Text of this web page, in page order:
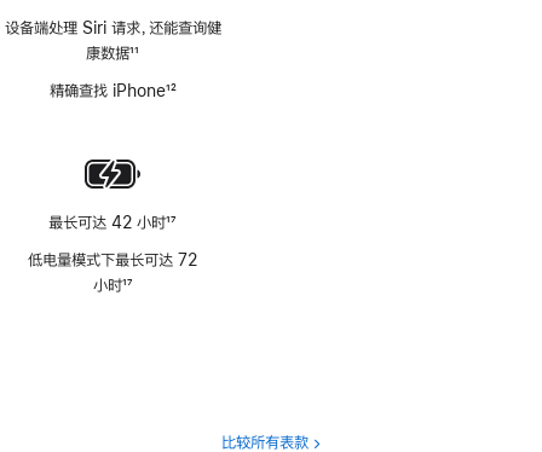
设备端处理 Siri 请求，还能查询健
康数据11
精确查找 iPhone12
最长可达 42 小时17
低电量模式下最长可达 72
小时17
比较所有表款